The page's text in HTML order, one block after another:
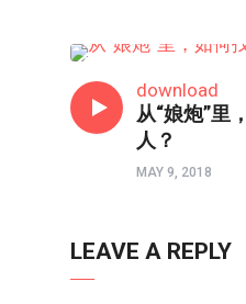
download
从“娘炮”里
人？
MAY 9, 2018
LEAVE A REPLY